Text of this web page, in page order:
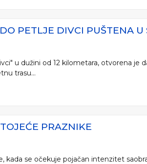
PETLJE DIVCI PUŠTENA U
u dužini od 12 kilometara, otvorena je
trasu...
PRAZNIKE
se očekuje pojačan intenzitet